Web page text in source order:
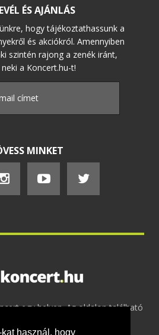
használ, hogy
ÉS AJÁNLÁS
hogy tájékoztathassunk a
és akciókról. Amennyiben
szintén rajong a zenék iránt,
a Koncert.hu-t!
MINKET
egy helyen. Az oldalon található